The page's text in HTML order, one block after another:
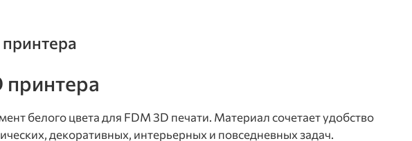
принтера
белого цвета для FDM 3D печати. Материал сочетает удобство
декоративных, интерьерных и повседневных задач.